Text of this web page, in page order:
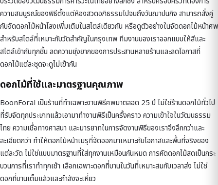
ความสมบูรณ์ของพิธีตั้งแต่ห้องสวดอภิธรรมไปจนถึงวันฌาปนกิจ สามารถสั่งคู่
กับจัดดอกไม้หน้าโลงเพิ่มเติมในสไตล์เดียวกัน หรือดูตัวอย่างในจัดดอกไม้หน้าศพ
สำหรับสไตล์ที่เหมาะกับวัดสำคัญในกรุงเทพ ทีมงานของเราออกแบบให้สีและ
สไตล์เข้ากันทุกชิ้น ลดความยุ่งยากของการประสานหลายร้านและลดโอกาสที่
ดอกไม้แต่ละชุดจะดูไม่เข้ากัน
ดอกไม้ที่ใช้และมาตรฐานคุณภาพ
BoonForal เป็นร้านที่ทำเฉพาะงานพิธีศพมาตลอด 25 ปี ไม่ใช่ร้านดอกไม้ทั่วไป
ที่รับจัดทุกประเภทแล้วเอามาทำงานพิธีเป็นครั้งคราว ความเข้าใจในวัฒนธรรม
ไทย ความเชื่อทางศาสนา และมารยาทในการจัดงานพิธีของเราจึงลึกกว่าและ
ละเอียดกว่า ทำให้ดอกไม้หน้าเมรุที่จัดออกมาเหมาะกับโอกาสและพื้นที่จริงของ
แต่ละวัด ไม่ใช่แบบมาตรฐานที่ใส่ทุกงานเหมือนกันหมด การคัดดอกไม้สดเป็นกระ
บวนการที่เราทำทุกเช้า เลือกเฉพาะดอกที่บานในวันที่เหมาะสมกับเวลาส่ง ไม่ใช่
ดอกที่บานเต็มแล้วและกำลังจะเหี่ยว